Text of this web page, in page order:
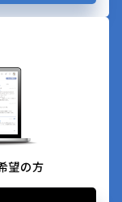
望の方